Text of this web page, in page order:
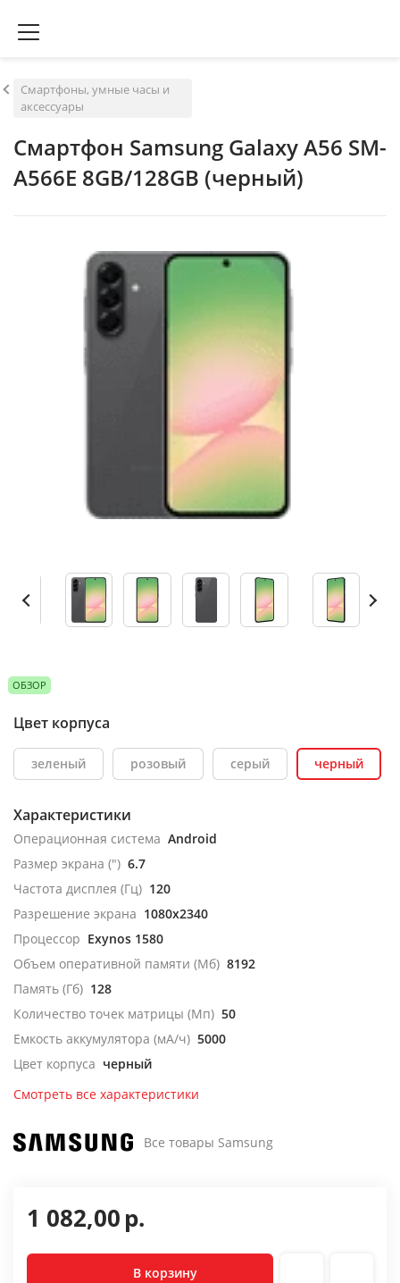
Смартфоны, умные часы и
аксессуары
Смартфон Samsung Galaxy A56 SM-
A566E 8GB/128GB (черный)
ОБЗОР
Цвет корпуса
зеленый розовый серый черный
Характеристики
Операционная система Android
Размер экрана (") 6.7
Частота дисплея (Гц) 120
Разрешение экрана 1080x2340
Процессор Exynos 1580
Объем оперативной памяти (Мб) 8192
Память (Гб) 128
Количество точек матрицы (Мп) 50
Емкость аккумулятора (мА/ч) 5000
Цвет корпуса черный
Смотреть все характеристики
Все товары Samsung
1 082,00р.
В корзину